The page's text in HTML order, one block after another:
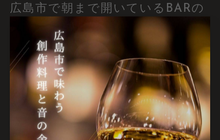
広島市で朝まで開いているBARの
選び方
BAR選びで重視したい営業時間と雰囲気
広島市で朝まで楽しめるBARを選ぶ際、まず注目すべきは営
業時間と雰囲気です。深夜営業のBARは限られているため、
事前に営業時間を確認することが安心につながります。さら
に、静かにくつろげる空間や大人の落ち着きを感じられる内
装・音響が重要です。例えば、店内の照明やBGM、スタッフ